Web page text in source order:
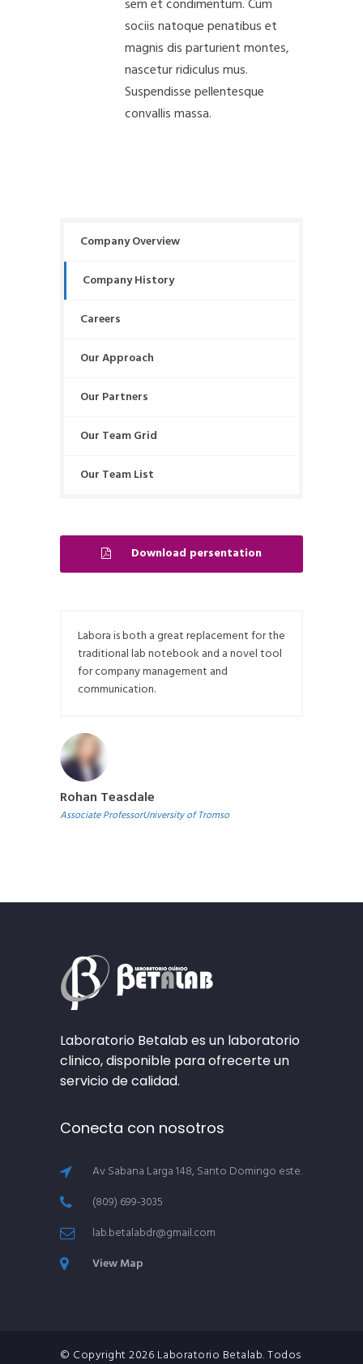
sem et condimentum. Cum
sociis natoque penatibus et
magnis dis parturient montes,
nascetur ridiculus mus.
Suspendisse pellentesque
convallis massa.
Company Overview
Company History
Careers
Our Approach
Our Partners
Our Team Grid
Our Team List
Download persentation
Labora is both a great replacement for the
traditional lab notebook and a novel tool
for company management and
communication.
Rohan Teasdale
Associate ProfessorUniversity of Tromso
Laboratorio Betalab es un laboratorio
clinico, disponible para ofrecerte un
servicio de calidad.
Conecta con nosotros
Av Sabana Larga 148, Santo Domingo este.
(809) 699-3035
lab.betalabdr@gmail.com
View Map
© Copyright 2026 Laboratorio Betalab. Todos